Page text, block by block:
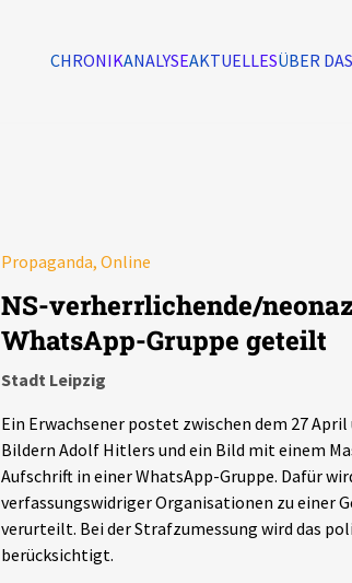
CHRONIKANALYSEAKTUELLESÜBER
Propaganda, Online
NS-verherrlichende/
WhatsApp-Gruppe geteilt
Stadt Leipzig
Ein Erwachsener postet zwischen dem 27
Bildern Adolf Hitlers und ein Bild mit einem
Aufschrift in einer WhatsApp-Gruppe. Dafür
verfassungswidriger Organisationen zu einer
verurteilt. Bei der Strafzumessung wird das
berücksichtigt.